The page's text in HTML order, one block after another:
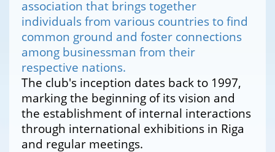
association that brings together
individuals from various countries to find
common ground and foster connections
among businessman from their
respective nations.
The club's inception dates back to 1997,
marking the beginning of its vision and
the establishment of internal interactions
through international exhibitions in Riga
and regular meetings.